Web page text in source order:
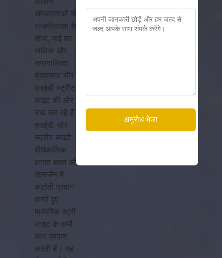
अवधारणाओं की
लोकप्रियता के
साथ, कई घर
मालिक और
नगरपालिका
प्रशासक सौर
एलईडी स्ट्रीट
लाइट की ओर
रुख कर रहे हैं।
एलईडी सौर
स्ट्रीट लाइटें
दीर्घकालिक
लागत बचत और
उत्सर्जन में
कटौती प्रदान
करते हुए
पारंपरिक स्ट्रीट
लाइट के सभी
लाभ प्रदान
करती हैं। यह